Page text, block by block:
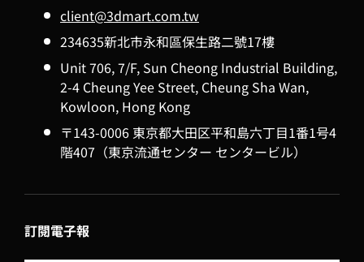
client@3dmart.com.tw
234635新北市永和區保生路二號17樓
Unit 706, 7/F, Sun Cheong Industrial Building,
2-4 Cheung Yee Street, Cheung Sha Wan,
Kowloon, Hong Kong
〒143-0006 東京都大田区平和島六丁目1番1号4
階407（東京流通センター センタービル）
訂閱電子報